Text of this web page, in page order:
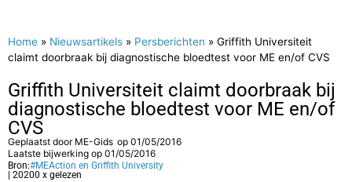
Home » Nieuwsartikels » Persberichten » Griffith Universiteit
claimt doorbraak bij diagnostische bloedtest voor ME en/of CVS
Griffith Universiteit claimt doorbraak bij
diagnostische bloedtest voor ME en/of
CVS
Geplaatst door ME-Gids op 01/05/2016
Laatste bijwerking op 01/05/2016
Bron:#MEAction en Griffith University
| 20200 x gelezen